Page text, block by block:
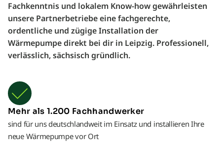
Fachkenntnis und lokalem Know-how gewährleisten
unsere Partnerbetriebe eine fachgerechte,
ordentliche und zügige Installation der
Wärmepumpe direkt bei dir in Leipzig. Professionell,
verlässlich, sächsisch gründlich.
Mehr als 1.200 Fachhandwerker
sind für uns deutschlandweit im Einsatz und installieren Ihre
neue Wärmepumpe vor Ort